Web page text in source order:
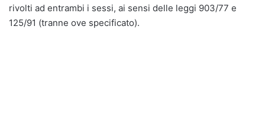
rivolti ad entrambi i sessi, ai sensi delle leggi 903/77 e
125/91 (tranne ove specificato).